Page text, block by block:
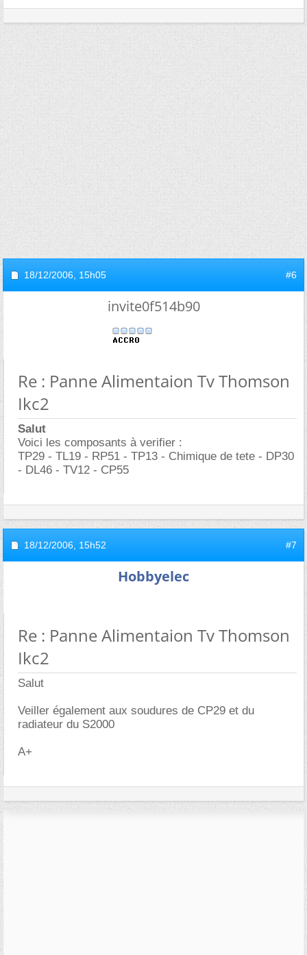
18/12/2006, 15h05 #6
invite0f514b90
Re : Panne Alimentaion Tv Thomson
Ikc2
Salut
Voici les composants à verifier :
TP29 - TL19 - RP51 - TP13 - Chimique de tete - DP30
- DL46 - TV12 - CP55
18/12/2006, 15h52 #7
Hobbyelec
Re : Panne Alimentaion Tv Thomson
Ikc2
Salut
Veiller également aux soudures de CP29 et du
radiateur du S2000
A+